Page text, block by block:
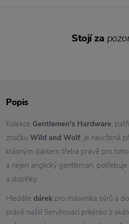
Popis
Kolekce Gentlemen's Hardware,
značku Wild and Wolf, je navržená
krásným dárkem třeba právě pro
a nejen anglický gentleman,
a doplňky.
Hledáte dárek pro milovníka sýrů a
právě našli! Servírovací prkénko z
Stojí za